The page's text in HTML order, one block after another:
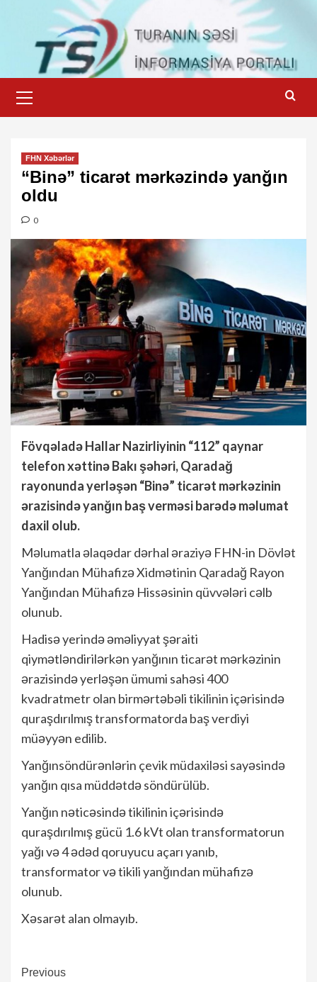
content
Menu
FHN Xəbərlər
“Binə” ticarət mərkəzində yanğın
oldu
0
Fövqəladə Hallar Nazirliyinin “112” qaynar
telefon xəttinə Bakı şəhəri, Qaradağ
rayonunda yerləşən “Binə” ticarət mərkəzinin
ərazisində yanğın baş verməsi barədə məlumat
daxil olub.
Məlumatla əlaqədar dərhal əraziyə FHN-in Dövlət
Yanğından Mühafizə Xidmətinin Qaradağ Rayon
Yanğından Mühafizə Hissəsinin qüvvələri cəlb
olunub.
Hadisə yerində əməliyyat şəraiti
qiymətləndirilərkən yanğının ticarət mərkəzinin
ərazisində yerləşən ümumi sahəsi 400
kvadratmetr olan birmərtəbəli tikilinin içərisində
quraşdırılmış transformatorda baş verdiyi
müəyyən edilib.
Yanğınsöndürənlərin çevik müdaxiləsi sayəsində
yanğın qısa müddətdə söndürülüb.
Yanğın nəticəsində tikilinin içərisində
quraşdırılmış gücü 1.6 kVt olan transformatorun
yağı və 4 ədəd qoruyucu açarı yanıb,
transformator və tikili yanğından mühafizə
olunub.
Xəsarət alan olmayıb.
Continue
Previous